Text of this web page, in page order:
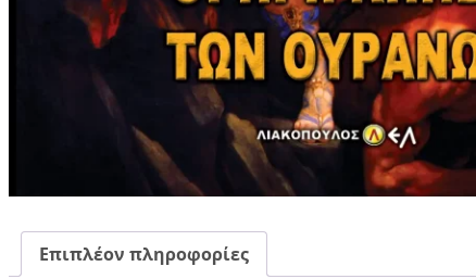
Επιπλέον πληροφορίες